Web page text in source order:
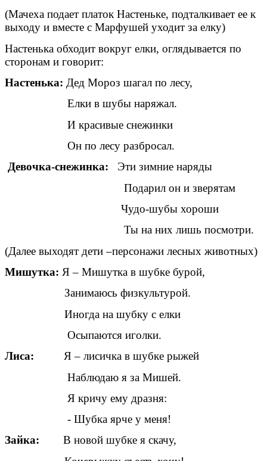
(Мачеха подает платок Настеньке, подталкивает ее к
выходу и вместе с Марфушей уходит за елку)
Настенька обходит вокруг елки, оглядывается по
сторонам и говорит:
Настенька: Дед Мороз шагал по лесу,
Елки в шубы наряжал.
И красивые снежинки
Он по лесу разбросал.
Девочка-снежинка: Эти зимние наряды
Подарил он и зверятам
Чудо-шубы хороши
Ты на них лишь посмотри.
(Далее выходят дети –персонажи лесных животных)
Мишутка: Я – Мишутка в шубке бурой,
Занимаюсь физкультурой.
Иногда на шубку с елки
Осыпаются иголки.
Лиса: Я – лисичка в шубке рыжей
Наблюдаю я за Мишей.
Я кричу ему дразня:
- Шубка ярче у меня!
Зайка: В новой шубке я скачу,